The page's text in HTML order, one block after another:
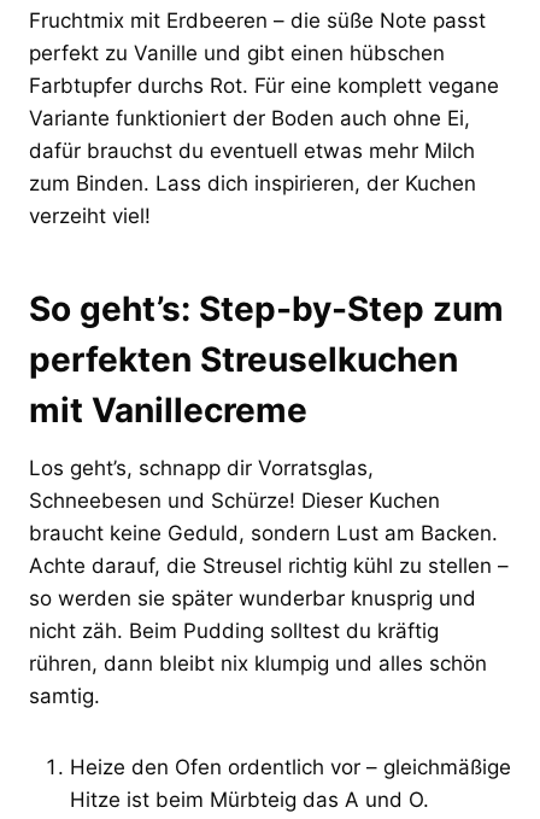
Fruchtmix mit Erdbeeren – die süße Note passt
perfekt zu Vanille und gibt einen hübschen
Farbtupfer durchs Rot. Für eine komplett vegane
Variante funktioniert der Boden auch ohne Ei,
dafür brauchst du eventuell etwas mehr Milch
zum Binden. Lass dich inspirieren, der Kuchen
verzeiht viel!
So geht’s: Step-by-Step zum
perfekten Streuselkuchen
mit Vanillecreme
Los geht’s, schnapp dir Vorratsglas,
Schneebesen und Schürze! Dieser Kuchen
braucht keine Geduld, sondern Lust am Backen.
Achte darauf, die Streusel richtig kühl zu stellen –
so werden sie später wunderbar knusprig und
nicht zäh. Beim Pudding solltest du kräftig
rühren, dann bleibt nix klumpig und alles schön
samtig.
Heize den Ofen ordentlich vor – gleichmäßige
Hitze ist beim Mürbteig das A und O.